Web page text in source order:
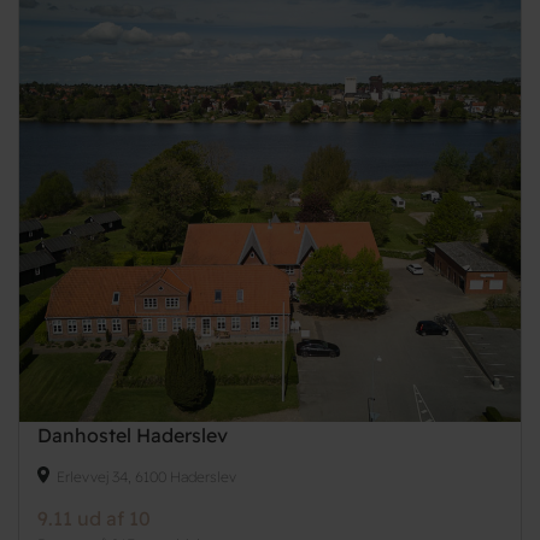
Danhostel Haderslev
Erlevvej 34, 6100 Haderslev
9.11 ud af 10